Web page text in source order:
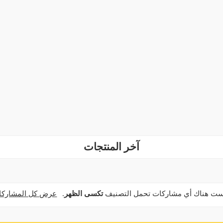
آخر المنتجات
هناك أي مشاركات تحمل التصنيفتكسى الظهر . عرض كل